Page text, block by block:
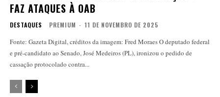
FAZ ATAQUES À OAB
DESTAQUES PREMIUM - 11 DE NOVEMBRO DE 2025
Fonte: Gazeta Digital, créditos da imagem: Fred Moraes O deputado federal
e pré-candidato ao Senado, José Medeiros (PL), ironizou o pedido de
cassação protocolado contra...